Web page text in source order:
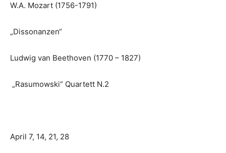
W.A. Mozart (1756-1791)
„Dissonanzen“
Ludwig van Beethoven (1770 – 1827)
„Rasumowski“ Quartett N.2
April 7, 14, 21, 28